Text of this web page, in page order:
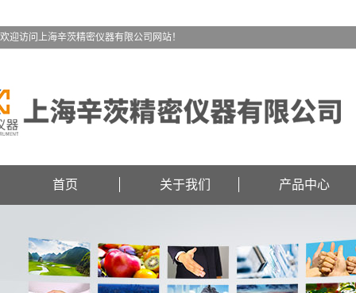
欢迎访问上海辛茨精密仪器有限公司网站！
首页 关于我们 产品中心